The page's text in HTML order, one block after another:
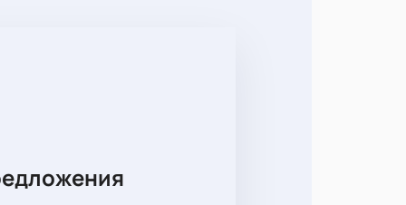
незабываемым эмоциям и ярким